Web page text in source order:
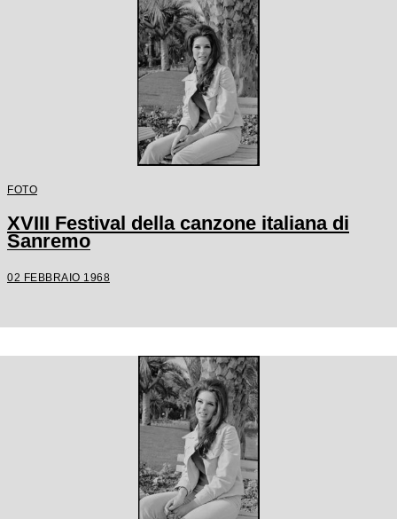
FOTO
XVIII Festival della canzone italiana di
Sanremo
02 FEBBRAIO 1968